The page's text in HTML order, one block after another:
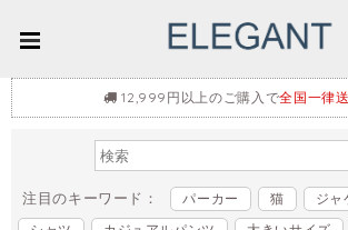
12,999円以上のご購入で全国一律
注目のキーワード： パーカー 猫 ジャ